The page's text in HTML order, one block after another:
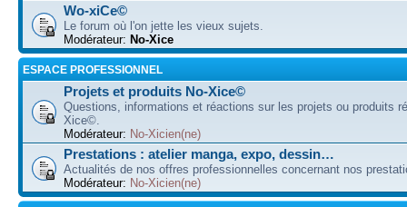
Wo-xiCe©
Le forum où l'on jette les vieux sujets.
Modérateur: No-Xice
ESPACE PROFESSIONNEL
Projets et produits No-Xice©
Questions, informations et réactions sur les projets ou produits
Xice©.
Modérateur: No-Xicien(ne)
Prestations : atelier manga, expo, dessin…
Actualités de nos offres professionnelles concernant nos
Modérateur: No-Xicien(ne)